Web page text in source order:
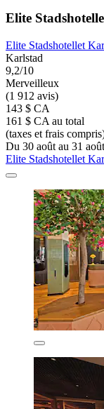
Elite
Elite Stadshotellet
Karlstad
9,2/10
Merveilleux
(1 912 avis)
143 $ CA
161 $ CA au total
(taxes et frais
Du 30 août au 31 août
Elite Stadshotellet